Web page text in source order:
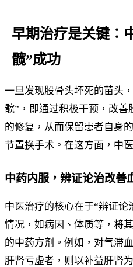
早期治疗是关键：
髋”成功
一旦发现股骨头坏死的苗头
髋”，即通过积极干预，改
的修复，从而保留患者自身
节置换手术。在这方面，中
中药内服，辨证论治改善
中医治疗的核心在于“辨证
情况，如病因、体质等，将
的中药方剂。例如，对气滞
肝肾亏虚者，则以补益肝肾